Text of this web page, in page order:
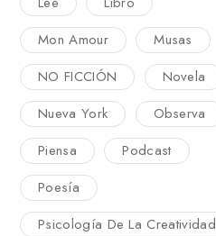
Mon Amour
Musas
NO FICCIÓN
Novela
Nueva York
Observa
Piensa
Podcast
Poesía
Psicología De La Creatividad